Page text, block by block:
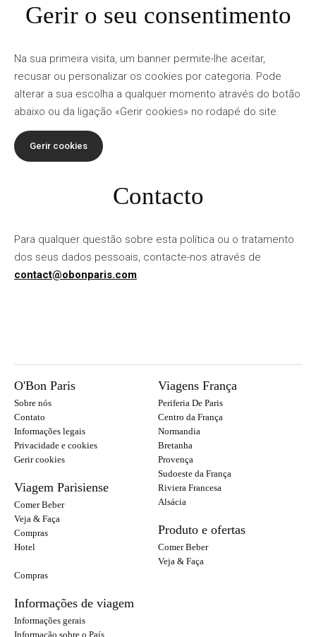
Gerir o seu consentimento
Na sua primeira visita, um banner permite-lhe aceitar,
recusar ou personalizar os cookies por categoria. Pode
alterar a sua escolha a qualquer momento através do botão
abaixo ou da ligação «Gerir cookies» no rodapé do site.
Gerir cookies
Contacto
Para qualquer questão sobre esta política ou o tratamento
dos seus dados pessoais, contacte-nos através de
contact@obonparis.com
O'Bon Paris
Sobre nós
Contato
Informações legais
Privacidade e cookies
Gerir cookies
Viagem Parisiense
Comer Beber
Veja & Faça
Compras
Hotel
Viagens França
Periferia De Paris
Centro da França
Normandia
Bretanha
Provença
Sudoeste da França
Riviera Francesa
Alsácia
Produto e ofertas
Comer Beber
Veja & Faça
Compras
Informações de viagem
Informações gerais
Informação sobre o País